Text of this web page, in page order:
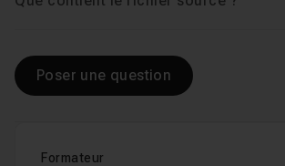
Formateur
Poser une question